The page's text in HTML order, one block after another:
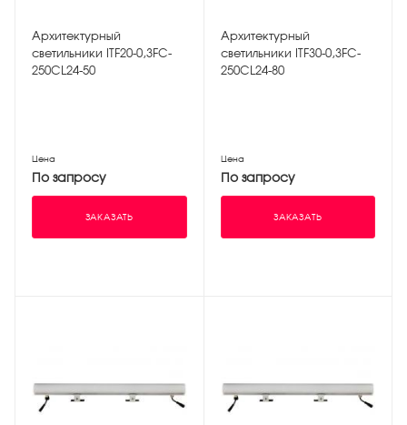
Архитектурный
светильники ITF20-0,3FC-
250CL24-50
Цена
По запросу
ЗАКАЗАТЬ
Архитектурный
светильники ITF30-0,3FC-
250CL24-80
Цена
По запросу
ЗАКАЗАТЬ